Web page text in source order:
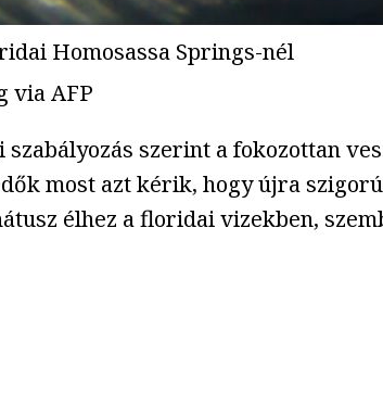
Homosassa Springs-nél
via AFP
szabályozás szerint a fokozottan
most azt kérik, hogy újra
élhez a floridai vizekben,